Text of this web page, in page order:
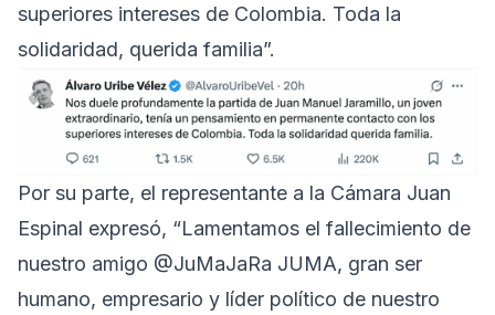
superiores intereses de Colombia. Toda la
solidaridad, querida familia”.
Por su parte, el representante a la Cámara Juan
Espinal expresó, “Lamentamos el fallecimiento de
nuestro amigo @JuMaJaRa JUMA, gran ser
humano, empresario y líder político de nuestro